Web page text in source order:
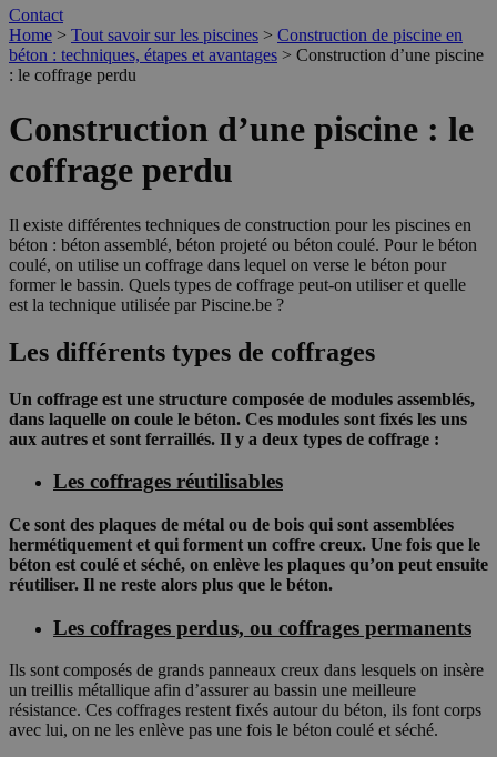
Contact
Home > Tout savoir sur les piscines > Construction de piscine en
béton : techniques, étapes et avantages > Construction d’une piscine
: le coffrage perdu
Construction d’une piscine : le
coffrage perdu
Il existe différentes techniques de construction pour les piscines en
béton : béton assemblé, béton projeté ou béton coulé. Pour le béton
coulé, on utilise un coffrage dans lequel on verse le béton pour
former le bassin. Quels types de coffrage peut-on utiliser et quelle
est la technique utilisée par Piscine.be ?
Les différents types de coffrages
Un coffrage est une structure composée de modules assemblés,
dans laquelle on coule le béton. Ces modules sont fixés les uns
aux autres et sont ferraillés. Il y a deux types de coffrage :
Les coffrages réutilisables
Ce sont des plaques de métal ou de bois qui sont assemblées
hermétiquement et qui forment un coffre creux. Une fois que le
béton est coulé et séché, on enlève les plaques qu’on peut ensuite
réutiliser. Il ne reste alors plus que le béton.
Les coffrages perdus, ou coffrages permanents
Ils sont composés de grands panneaux creux dans lesquels on insère
un treillis métallique afin d’assurer au bassin une meilleure
résistance. Ces coffrages restent fixés autour du béton, ils font corps
avec lui, on ne les enlève pas une fois le béton coulé et séché.